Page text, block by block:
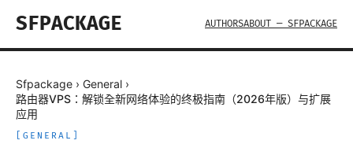
SFPACKAGE AUTHORSABOUT — SFPACKAGE
Sfpackage › General ›
路由器VPS：解锁全新网络体验的终极指南（2026年版）与扩展
应用
GENERAL